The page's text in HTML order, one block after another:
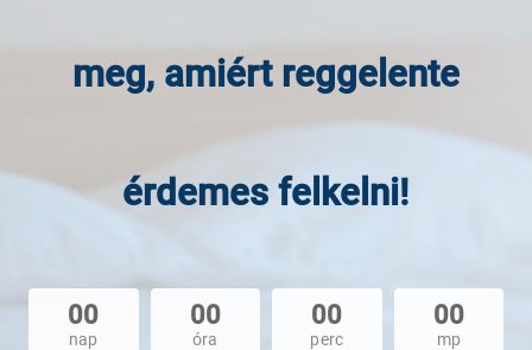
meg, amiért reggelente
érdemes felkelni!
00
nap
00
óra
00
perc
00
mp